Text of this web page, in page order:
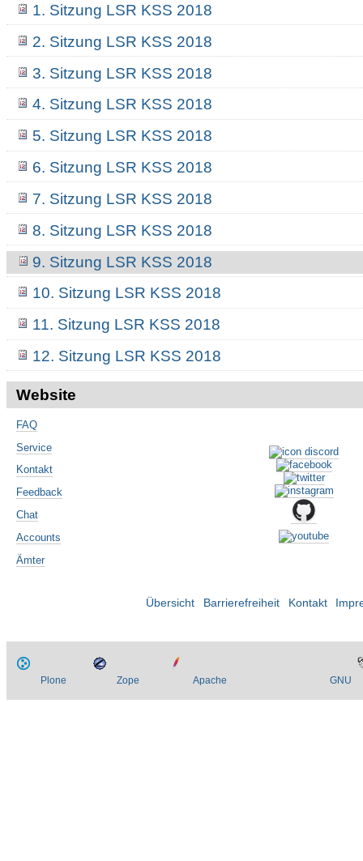
1. Sitzung LSR KSS 2018
2. Sitzung LSR KSS 2018
3. Sitzung LSR KSS 2018
4. Sitzung LSR KSS 2018
5. Sitzung LSR KSS 2018
6. Sitzung LSR KSS 2018
7. Sitzung LSR KSS 2018
8. Sitzung LSR KSS 2018
9. Sitzung LSR KSS 2018
10. Sitzung LSR KSS 2018
11. Sitzung LSR KSS 2018
12. Sitzung LSR KSS 2018
Website
FAQ
Service
Kontakt
Feedback
Chat
Accounts
Ämter
Übersicht Barrierefreiheit Kontakt
Plone Zope Apache GNU